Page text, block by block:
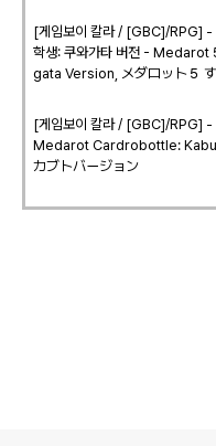
[게임보이 칼라 / [GBC]/RPG] -
학생: 쿠와가타 버전 -
gata Version, メダロット５
[게임보이 칼라 / [GBC]/RPG] -
Medarot Cardrobottle:
カブトバージョン